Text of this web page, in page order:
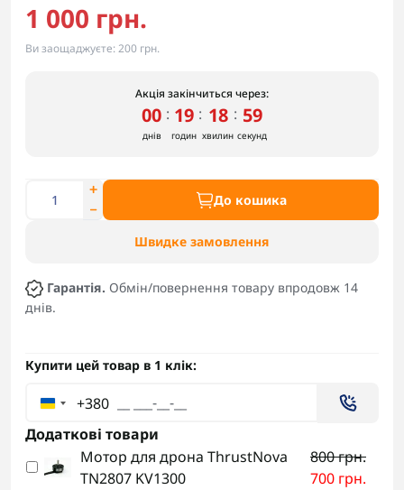
1 000 грн.
Ви заощаджуєте:200 грн.
Акція закінчиться через:
00
днів
: 19
годин
: 18
хвилин
: 59
секунд
До кошика
Швидке замовлення
Гарантія. Обмін/повернення товару впродовж 14
днів.
Купити цей товар в 1 клік:
+380
Додаткові товари
Мотор для дрона ThrustNova
TN2807 KV1300
800 грн.
700 грн.